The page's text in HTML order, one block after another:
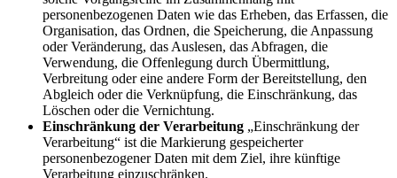
personenbezogenen Daten wie das Erheben, das Erfassen, die
Organisation, das Ordnen, die Speicherung, die Anpassung
oder Veränderung, das Auslesen, das Abfragen, die
Verwendung, die Offenlegung durch Übermittlung,
Verbreitung oder eine andere Form der Bereitstellung, den
Abgleich oder die Verknüpfung, die Einschränkung, das
Löschen oder die Vernichtung.
Einschränkung der Verarbeitung „Einschränkung der
Verarbeitung“ ist die Markierung gespeicherter
personenbezogener Daten mit dem Ziel, ihre künftige
Verarbeitung einzuschränken.